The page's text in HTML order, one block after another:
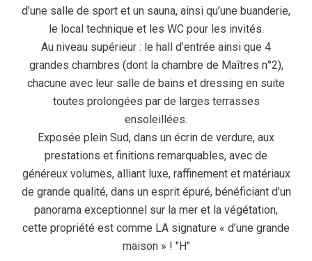
d’une salle de sport et un sauna, ainsi qu’une buanderie,
le local technique et les WC pour les invités.
Au niveau supérieur : le hall d’entrée ainsi que 4
grandes chambres (dont la chambre de Maîtres n°2),
chacune avec leur salle de bains et dressing en suite
toutes prolongées par de larges terrasses
ensoleillées.
Exposée plein Sud, dans un écrin de verdure, aux
prestations et finitions remarquables, avec de
généreux volumes, alliant luxe, raffinement et matériaux
de grande qualité, dans un esprit épuré, bénéficiant d’un
panorama exceptionnel sur la mer et la végétation,
cette propriété est comme LA signature « d’une grande
maison » ! "H"